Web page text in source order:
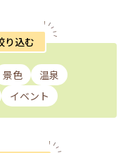
り込む
景色
温泉
イベント